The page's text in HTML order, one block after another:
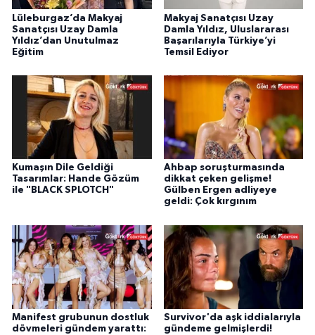
Lüleburgaz’da Makyaj
Sanatçısı Uzay Damla
Yıldız’dan Unutulmaz
Eğitim
Makyaj Sanatçısı Uzay
Damla Yıldız, Uluslararası
Başarılarıyla Türkiye’yi
Temsil Ediyor
Kumaşın Dile Geldiği
Tasarımlar: Hande Gözüm
ile "BLACK SPLOTCH"
Ahbap soruşturmasında
dikkat çeken gelişme!
Gülben Ergen adliyeye
geldi: Çok kırgınım
Manifest grubunun dostluk
dövmeleri gündem yarattı:
Survivor'da aşk iddialarıyla
gündeme gelmişlerdi!